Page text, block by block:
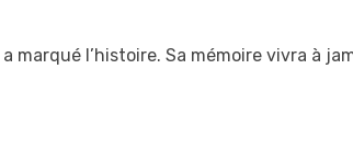
a marqué l’histoire. Sa mémoire vivra à